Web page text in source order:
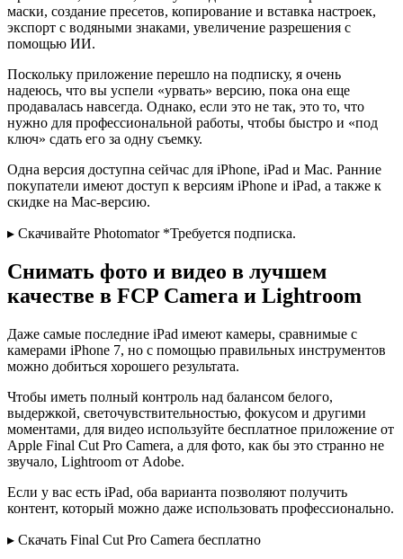
маски, создание пресетов, копирование и вставка настроек,
экспорт с водяными знаками, увеличение разрешения с
помощью ИИ.
Поскольку приложение перешло на подписку, я очень
надеюсь, что вы успели «урвать» версию, пока она еще
продавалась навсегда. Однако, если это не так, это то, что
нужно для профессиональной работы, чтобы быстро и «под
ключ» сдать его за одну съемку.
Одна версия доступна сейчас для iPhone, iPad и Mac. Ранние
покупатели имеют доступ к версиям iPhone и iPad, а также к
скидке на Mac-версию.
▸ Скачивайте Photomator *Требуется подписка.
Снимать фото и видео в лучшем
качестве в FCP Camera и Lightroom
Даже самые последние iPad имеют камеры, сравнимые с
камерами iPhone 7, но с помощью правильных инструментов
можно добиться хорошего результата.
Чтобы иметь полный контроль над балансом белого,
выдержкой, светочувствительностью, фокусом и другими
моментами, для видео используйте бесплатное приложение от
Apple Final Cut Pro Camera, а для фото, как бы это странно не
звучало, Lightroom от Adobe.
Если у вас есть iPad, оба варианта позволяют получить
контент, который можно даже использовать профессионально.
▸ Скачать Final Cut Pro Camera бесплатно